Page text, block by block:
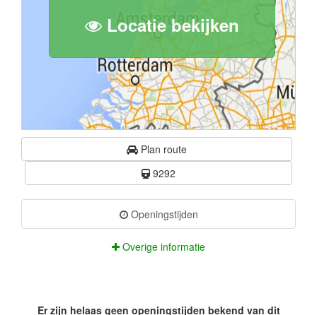
Locatie bekijken
Plan route
9292
Openingstijden
Overige informatie
Er zijn helaas geen openingstijden bekend van dit